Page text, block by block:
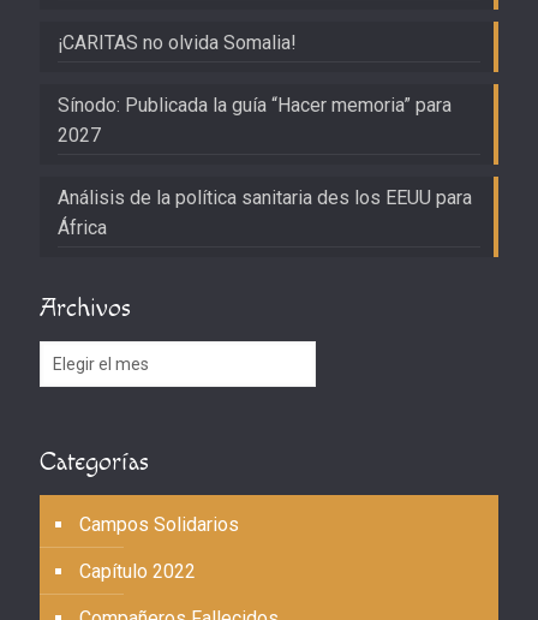
¡CARITAS no olvida Somalia!
Sínodo: Publicada la guía “Hacer memoria” para
2027
Análisis de la política sanitaria des los EEUU para
África
Archivos
Archivos
Categorías
Campos Solidarios
Capítulo 2022